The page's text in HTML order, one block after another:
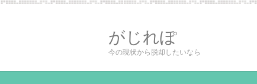
がじれぽ
今の現状から脱却したいなら